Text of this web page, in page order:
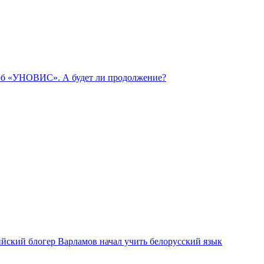
«УНОВИС». А будет ли продолжение?
блогер Варламов начал учить белорусский язык